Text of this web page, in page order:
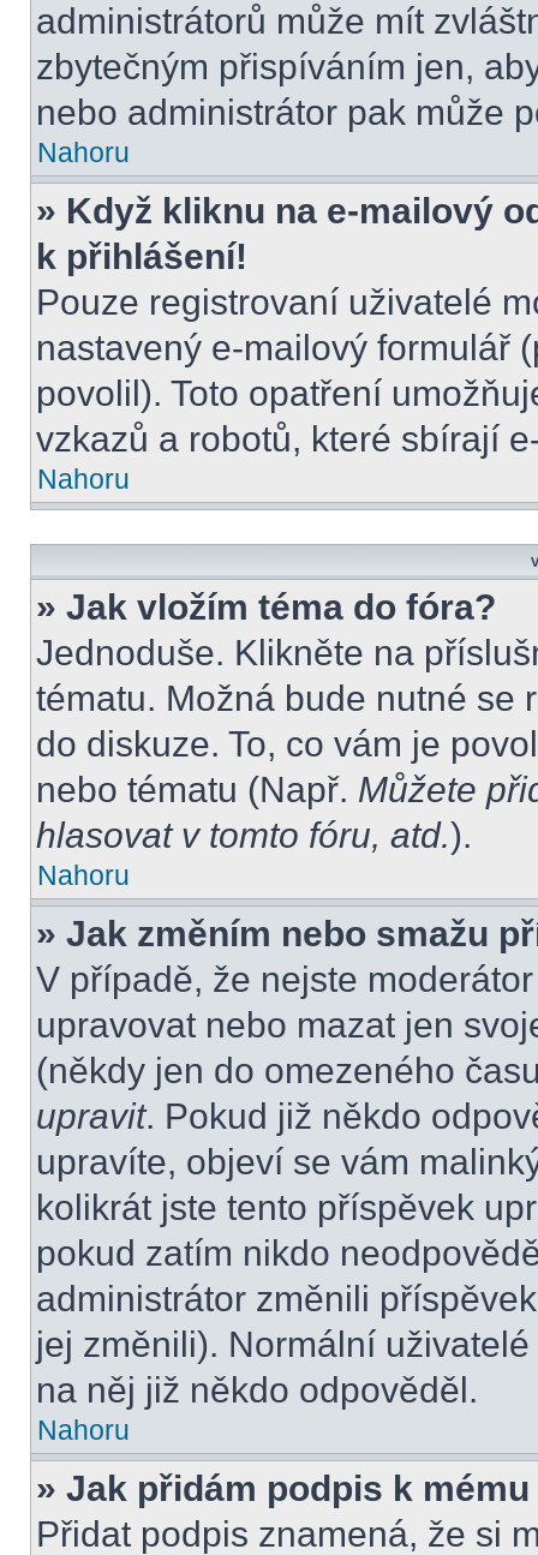
administrátorů může mít
zbytečným přispíváním jen,
nebo administrátor pak může
Nahoru
» Když kliknu na e-mailový
k přihlášení!
Pouze registrovaní uživatelé
nastavený e-mailový formulář
povolil). Toto opatření
vzkazů a robotů, které sbírají
Nahoru
» Jak vložím téma do fóra?
Jednoduše. Klikněte na
tématu. Možná bude nutné se
do diskuze. To, co vám je
nebo tématu (Např. Můžete
hlasovat v tomto fóru, atd.).
Nahoru
» Jak změním nebo smažu
V případě, že nejste
upravovat nebo mazat jen
(někdy jen do omezeného
upravit. Pokud již někdo
upravíte, objeví se vám
kolikrát jste tento příspěvek
pokud zatím nikdo
administrátor změnili
jej změnili). Normální
na něj již někdo odpověděl.
Nahoru
» Jak přidám podpis k
Přidat podpis znamená, že si